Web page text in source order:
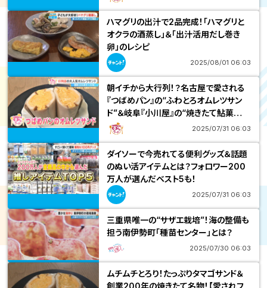
2025/08/01 06:03
ハマグリの出汁で2品完成！「ハマグリと
オクラの酒蒸し」＆「出汁活用だし巻き
卵」のレシピ
2025/07/31 06:03
朝イチから大行列！？名古屋で愛される
『つばめパン』の“ふわとろオムレツサン
ド”＆岐阜『小川屋』の“焼きたて鮎菓
子”とは？
2025/07/31 06:03
ダイソーで今売れてる便利グッズ＆話題
のぬい活アイテムとは？フォロワー200
万人が選んだベスト5も！
2025/07/30 06:03
三重県唯一の“サザエ栽培”！海の整備も
担う南伊勢町「種苗センター」とは？
ムチムチとろり！たっぷりタマゴサンド＆